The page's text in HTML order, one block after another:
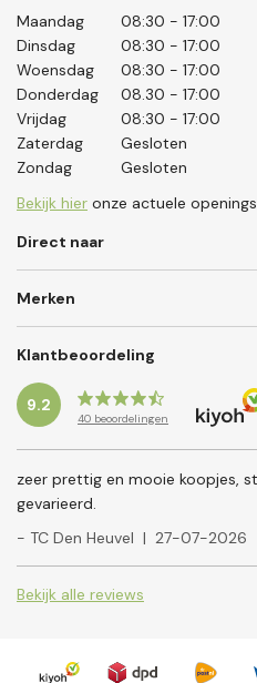
Maandag
08:30 - 17:00
Dinsdag
08:30 - 17:00
Woensdag
08:30 - 17:00
Donderdag
08.30 - 17:00
Vrijdag
08:30 - 17:00
Zaterdag
Gesloten
Zondag
Gesloten
Bekijk hier onze actuele
Direct naar
Merken
Klantbeoordeling
9.2
40 beoordelingen
zeer prettig en mooie koopjes,
gevarieerd.
- TC Den Heuvel | 27-07-2026
Bekijk alle reviews